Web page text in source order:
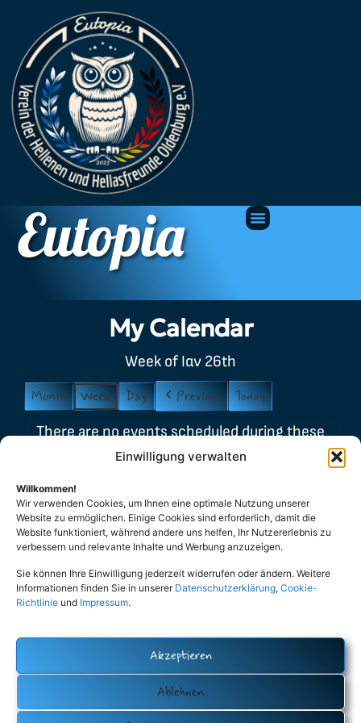
Einwilligung verwalten
Willkommen!
Wir verwenden Cookies, um Ihnen eine optimale Nutzung unserer
Website zu ermöglichen. Einige Cookies sind erforderlich, damit die
Website funktioniert, während andere uns helfen, Ihr Nutzererlebnis zu
verbessern und relevante Inhalte und Werbung anzuzeigen.
Sie können Ihre Einwilligung jederzeit widerrufen oder ändern. Weitere
Informationen finden Sie in unserer Datenschutzerklärung, Cookie-
Richtlinie und Impressum.
Akzeptieren
Ablehnen
Eutopia
My Calendar
Week of Ιαν 26th
Month Week Day Previous Today
There are no events scheduled during these
dates.
Event
Categories
Stammtisch
Βασιλόπιτα
Λαμπάδες
Μελομακάρονα
Πάσχα
All Categories
PrintView
Datenschutz (Privacy Policy) Cookie-Policy (EU) Impressum
Eutopia – Verein der Hellenen und Hellasfreunde Oldenburg e.V